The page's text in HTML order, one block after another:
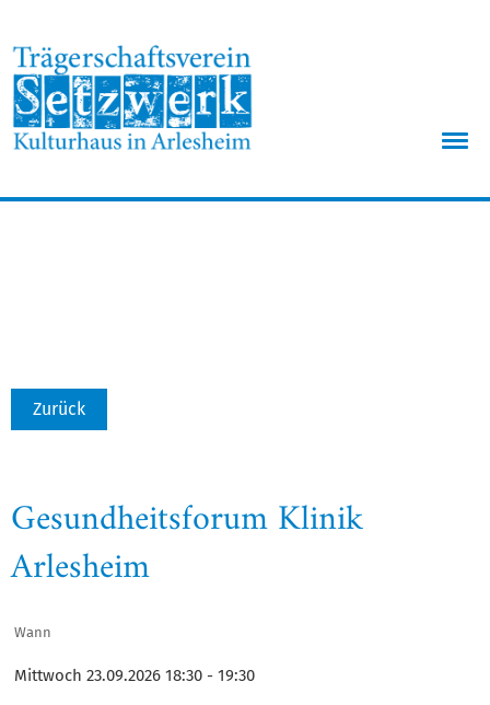
Zurück
Gesundheitsforum Klinik
Arlesheim
Wann
Mittwoch 23.09.2026 18:30 - 19:30